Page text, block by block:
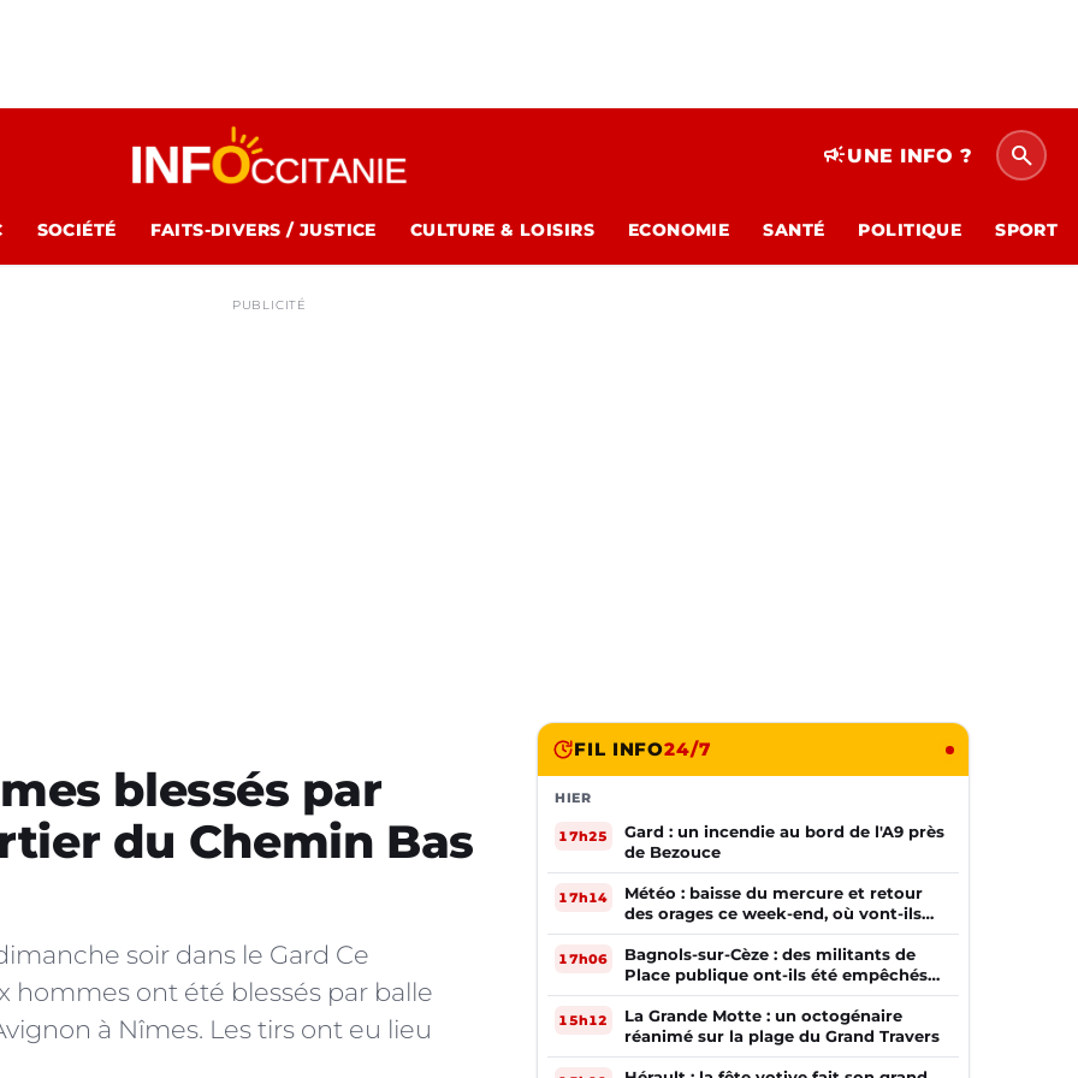
campaignUNE INFO ? search
SOCIÉTÉ FAITS-DIVERS / JUSTICE CULTURE & LOISIRS ECONOMIE SANTÉ POLITIQUE SPORT
PUBLICITÉ
blessés par
du Chemin Bas
soir dans le Gard Ce
hommes ont été blessés par balle
à Nîmes. Les tirs ont eu lieu
FIL INFO24/7
HIER
17h25
Gard : un incendie au bord de l'A9 près
de Bezouce
17h14
Météo : baisse du mercure et retour
des orages ce week-end, où vont-ils
frapper ?
17h06
Bagnols-sur-Cèze : des militants de
Place publique ont-ils été empêchés
de tracter par la mairie ?
15h12
La Grande Motte : un octogénaire
réanimé sur la plage du Grand Travers